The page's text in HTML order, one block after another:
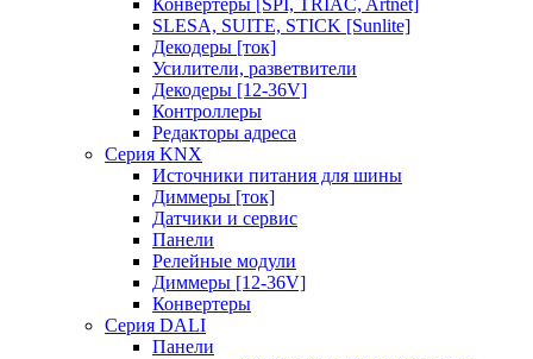
Конвертеры [SPI, TRIAC, Artnet]
SLESA, SUITE, STICK [Sunlite]
Декодеры [ток]
Усилители, разветвители
Декодеры [12-36V]
Контроллеры
Редакторы адреса
Серия KNX
Источники питания для шины
Диммеры [ток]
Датчики и сервис
Панели
Релейные модули
Диммеры [12-36V]
Конвертеры
Серия DALI
Панели